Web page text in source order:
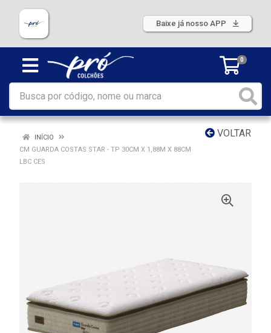
Baixe já nosso APP
0
VOLTAR
INÍCIO
CM GUARDA COSTAS STAR - TP 30CM X 1,88M X 88CM
LBC CES